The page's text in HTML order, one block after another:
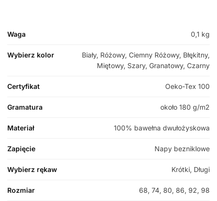
Waga 0,1 kg
Wybierz kolor
Biały, Różowy, Ciemny Różowy, Błękitny,
Miętowy, Szary, Granatowy, Czarny
Certyfikat Oeko-Tex 100
Gramatura około 180 g/m2
Materiał 100% bawełna dwułożyskowa
Zapięcie Napy bezniklowe
Wybierz rękaw Krótki, Długi
Rozmiar 68, 74, 80, 86, 92, 98